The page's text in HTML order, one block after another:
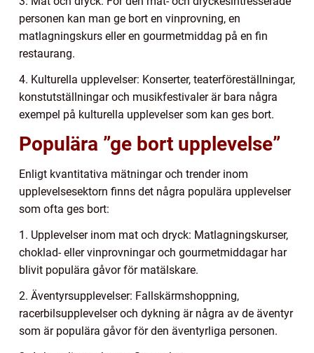
personen kan man ge bort en vinprovning, en
matlagningskurs eller en gourmetmiddag på en fin
restaurang.
4. Kulturella upplevelser: Konserter, teaterföreställningar,
konstutställningar och musikfestivaler är bara några
exempel på kulturella upplevelser som kan ges bort.
Populära ”ge bort upplevelse”
Enligt kvantitativa mätningar och trender inom
upplevelsesektorn finns det några populära upplevelser
som ofta ges bort:
1. Upplevelser inom mat och dryck: Matlagningskurser,
choklad- eller vinprovningar och gourmetmiddagar har
blivit populära gåvor för matälskare.
2. Äventyrsupplevelser: Fallskärmshoppning,
racerbilsupplevelser och dykning är några av de äventyr
som är populära gåvor för den äventyrliga personen.